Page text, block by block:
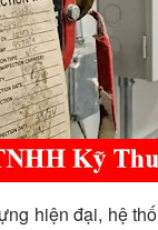
hiện đại, hệ